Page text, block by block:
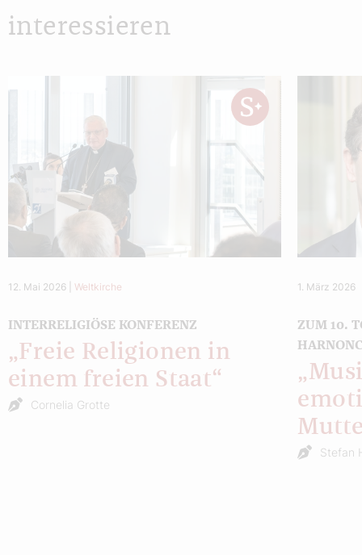
interessieren
12. Mai 2026 Weltkirche
INTERRELIGIÖSE KONFERENZ
„Freie Religionen in
einem freien Staat“
Cornelia Grotte
1. März 2026
ZUM 10.
Stefan